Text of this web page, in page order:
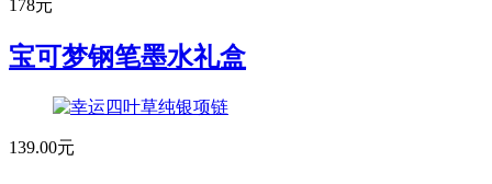
178元
宝可梦钢笔墨水礼盒
139.00元